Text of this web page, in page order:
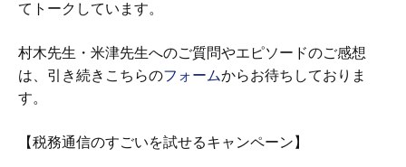
てトークしています。
村木先生・米津先生へのご質問やエピソードのご感想
は、引き続きこちらのフォームからお待ちしておりま
す。
【税務通信のすごいを試せるキャンペーン】